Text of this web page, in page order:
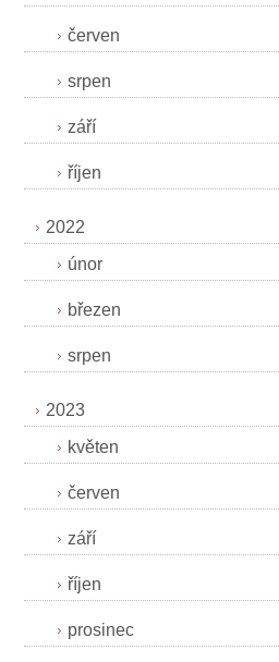
červen
srpen
září
říjen
2022
únor
březen
srpen
2023
květen
červen
září
říjen
prosinec